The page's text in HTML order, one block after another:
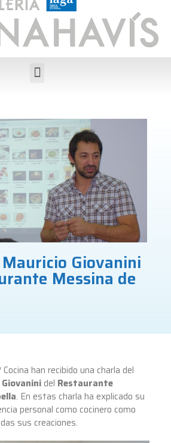
Giovanini
Messina de
han recibido una charla del
del Restaurante
. En estas charla ha explicado su
personal como cocinero como
sus creaciones.